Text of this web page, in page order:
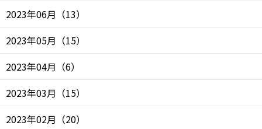
2023年06月 （13）
2023年05月 （15）
2023年04月 （6）
2023年03月 （15）
2023年02月 （20）